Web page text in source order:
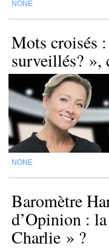
NONE
Mots croisés
surveillés? »,
NONE
Baromètre
d’Opinion :
Charlie » ?